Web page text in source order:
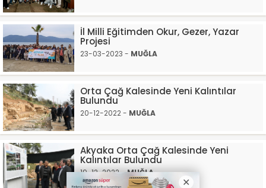
İl Milli Eğitimden Okur, Gezer, Yazar
Projesi
23-03-2023 - MUĞLA
Orta Çağ Kalesinde Yeni Kalıntılar
Bulundu
20-12-2022 - MUĞLA
Akyaka Orta Çağ Kalesinde Yeni
Kalıntılar Bulundu
19-12-2022 -MUĞLA